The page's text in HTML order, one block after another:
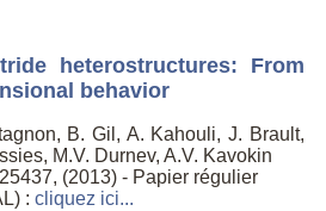
heterostructures: From
behavior
B. Gil, A. Kahouli, J. Brault,
M.V. Durnev, A.V. Kavokin
(2013) - Papier régulier
: cliquez ici...